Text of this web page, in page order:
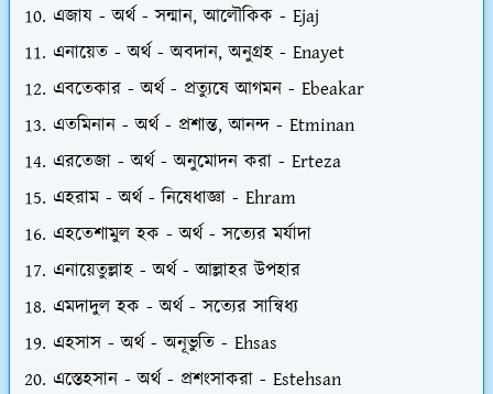
এজায - অর্থ - সন্মান, আলৌকিক - Ejaj
এনায়েত - অর্থ - অবদান, অনুগ্রহ - Enayet
এবতেকার - অর্থ - প্রত্যুষে আগমন - Ebeakar
এতমিনান - অর্থ - প্রশান্ত, আনন্দ - Etminan
এরতেজা - অর্থ - অনুমোদন করা - Erteza
এহরাম - অর্থ - নিষেধাজ্ঞা - Ehram
এহতেশামুল হক - অর্থ - সত্যের মর্যাদা
এনায়েতুল্লাহ - অর্থ - আল্লাহর উপহার
এমদাদুল হক - অর্থ - সত্যের সান্বিধ্য
এহসাস - অর্থ - অনূভুতি - Ehsas
এস্তেহসান - অর্থ - প্রশংসাকরা - Estehsan